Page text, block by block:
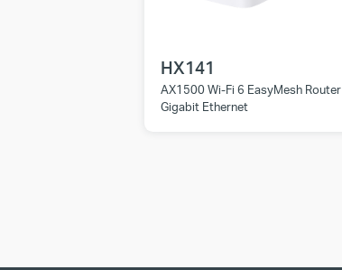
HX141
AX1500 Wi-Fi 6 EasyMesh Router
Gigabit Ethernet